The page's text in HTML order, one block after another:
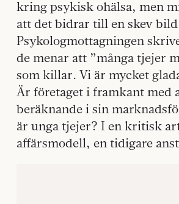
kring psykisk ohälsa, men
att det bidrar till en skev
Psykologmottagningen
de menar att ”många tjejer
som killar. Vi är mycket
Är företaget i framkant med
beräknande i sin
är unga tjejer? I en kritisk
affärsmodell, en tidigare